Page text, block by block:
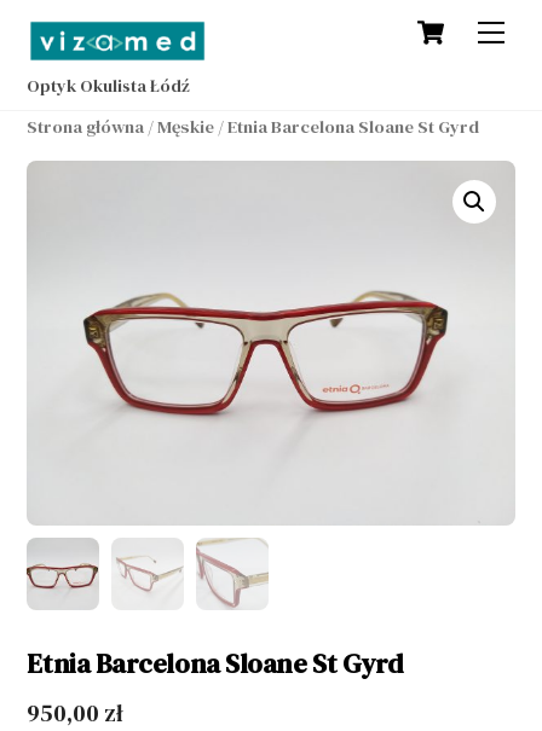
content
Cart
Optyk Okulista Łódź
Strona główna /Męskie / Etnia Barcelona Sloane St Gyrd
Etnia Barcelona Sloane St Gyrd
950,00 zł